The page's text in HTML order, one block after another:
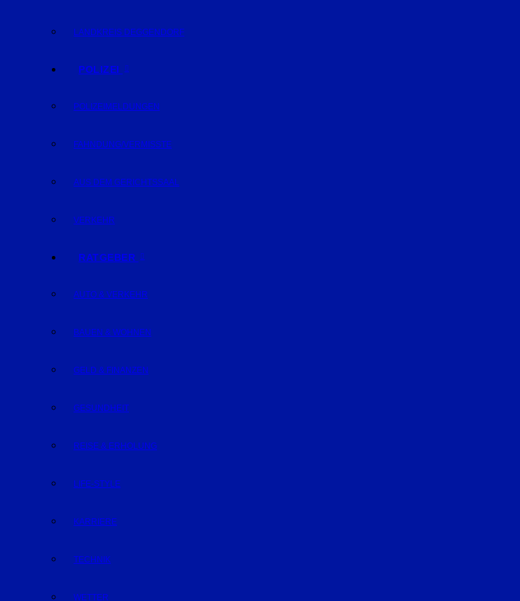
LANDKREIS DEGGENDORF
POLIZEI
POLIZEIMELDUNGEN
FAHNDUNG/VERMISSTE
AUS DEM GERICHTSSAAL
VERKEHR
RATGEBER
AUTO & VERKEHR
BAUEN & WOHNEN
GELD & FINANZEN
GESUNDHEIT
REISE & ERHOLUNG
LIFE-STYLE
KARRIERE
TECHNIK
WETTER